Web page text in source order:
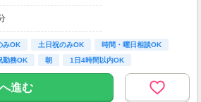
ていただきます。最短
り、高謝礼のため非常
みOK 土日祝のみOK
時間・曜日相談OK
勤務OK 朝 1日4時間以内OK
進む